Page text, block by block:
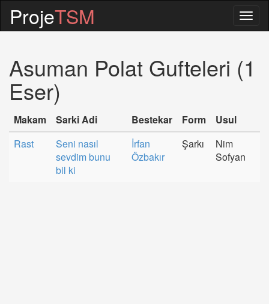
ProjeTSM
Asuman Polat Gufteleri (1
Eser)
Makam Sarki Adi Bestekar Form
Usul
Rast
Seni nasıl
sevdim bunu
bil ki
İrfan
Özbakır
Şarkı
Nim
Sofyan